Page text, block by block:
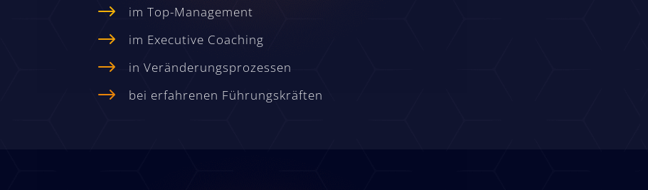
$ im Top-Management
$ im Executive Coaching
$ in Veränderungsprozessen
$ bei erfahrenen Führungskräften